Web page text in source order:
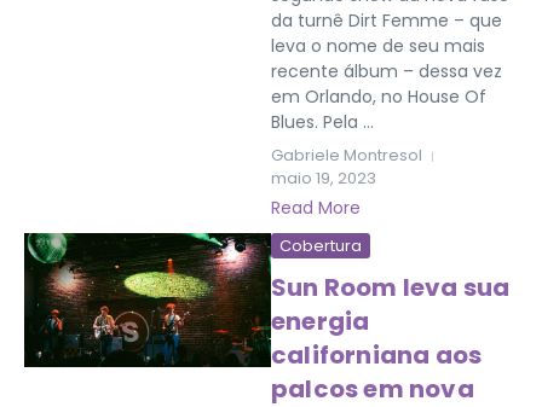
da turnê Dirt Femme – que
leva o nome de seu mais
recente álbum – dessa vez
em Orlando, no House Of
Blues. Pela ...
Gabriele Montresol
maio 19, 2023
Read More
Cobertura
Sun Room leva sua
energia
californiana aos
palcos em nova